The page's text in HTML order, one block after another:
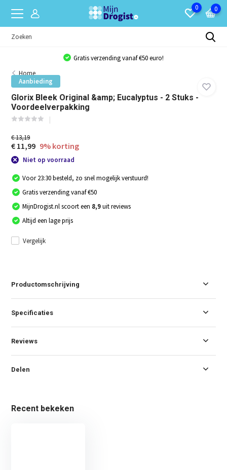
0 0
Gratis verzending vanaf €50 euro!
Home
Aanbieding
Glorix Bleek Original &amp; Eucalyptus - 2 Stuks -
Voordeelverpakking
€ 13,19
€ 11,99 9% korting
Niet op voorraad
Voor 23:30 besteld, zo snel mogelijk verstuurd!
Gratis verzending vanaf €50
MijnDrogist.nl scoort een 8,9uit reviews
Altijd een lage prijs
Vergelijk
Productomschrijving
Specificaties
Reviews
Delen
Recent bekeken